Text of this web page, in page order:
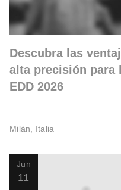
Descubra las
alta precisión para
EDD 2026
Milán, Italia
Jun
11